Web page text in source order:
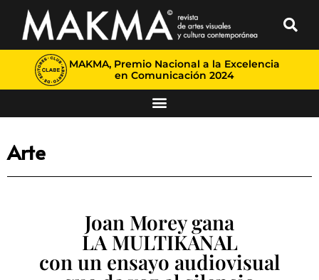
MAKMA, Premio Nacional a la Excelencia
en Comunicación 2024
Arte
Joan Morey gana
LA MULTIKANAL
con un ensayo audiovisual